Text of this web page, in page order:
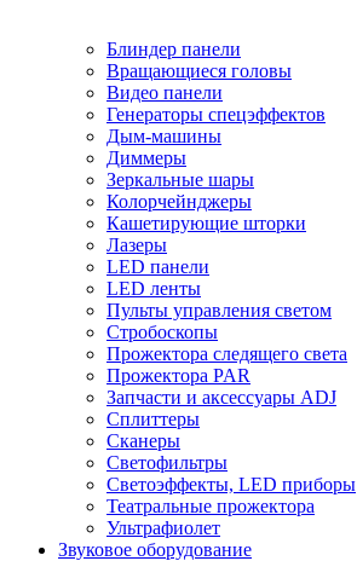
Блиндер панели
Вращающиеся головы
Видео панели
Генераторы спецэффектов
Дым-машины
Диммеры
Зеркальные шары
Колорчейнджеры
Кашетирующие шторки
Лазеры
LED панели
LED ленты
Пульты управления светом
Стробоскопы
Прожектора следящего света
Прожектора PAR
Запчасти и аксессуары ADJ
Сплиттеры
Сканеры
Светофильтры
Светоэффекты, LED приборы
Театральные прожектора
Ультрафиолет
Звуковое оборудование